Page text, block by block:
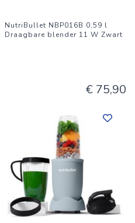
NutriBullet NBP016B 0,59 l
Draagbare blender 11 W Zwart
€ 75,90